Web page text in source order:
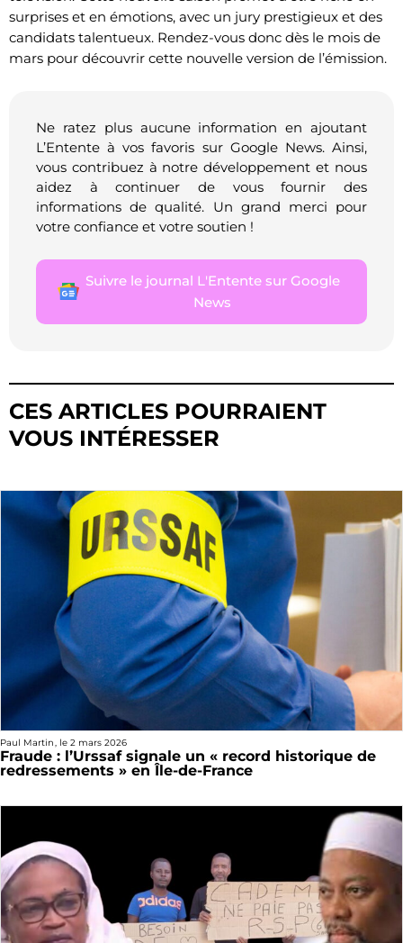
surprises et en émotions, avec un jury prestigieux et des
candidats talentueux. Rendez-vous donc dès le mois de
mars pour découvrir cette nouvelle version de l’émission.
Ne ratez plus aucune information en ajoutant
L’Entente à vos favoris sur Google News. Ainsi,
vous contribuez à notre développement et nous
aidez à continuer de vous fournir des
informations de qualité. Un grand merci pour
votre confiance et votre soutien !
Suivre le journal L'Entente sur Google
News
CES ARTICLES POURRAIENT
VOUS INTÉRESSER
Paul Martin, le 2 mars 2026
Fraude : l’Urssaf signale un « record historique de
redressements » en Île-de-France